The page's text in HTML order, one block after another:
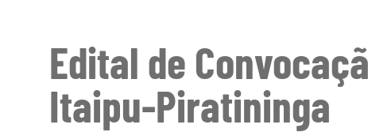
Edital de
Itaipu-Piratininga